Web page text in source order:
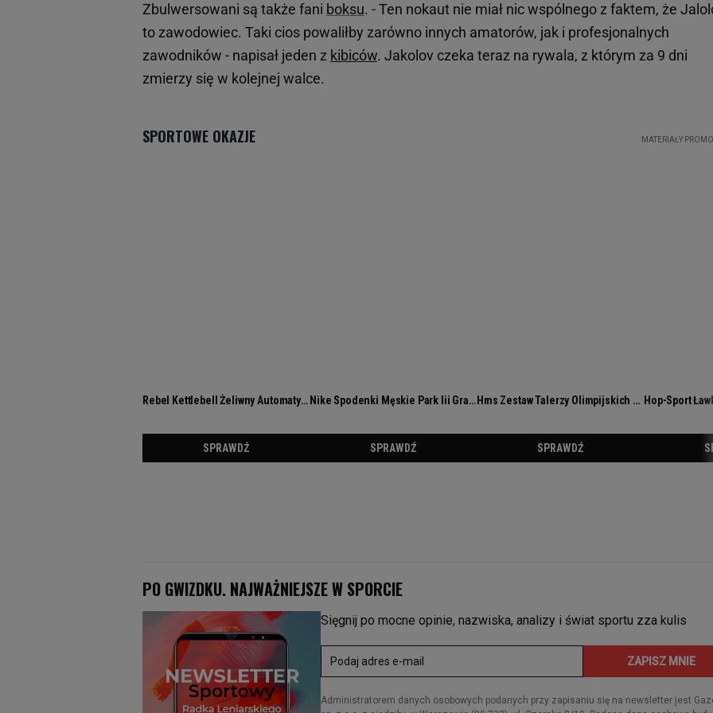
Zbulwersowani są także fani boksu. - Ten nokaut nie miał nic wspólnego z faktem, że
to zawodowiec. Taki cios powaliłby zarówno innych amatorów, jak i profesjonalnych
zawodników - napisał jeden z kibiców. Jakolov czeka teraz na rywala, z którym za 9 dni
zmierzy się w kolejnej walce.